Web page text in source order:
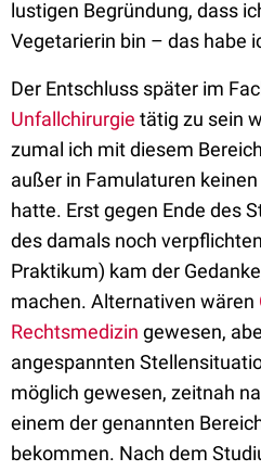
lustigen Begründung, dass
Vegetarierin bin – das habe
Der Entschluss später im
Unfallchirurgie tätig zu sein
zumal ich mit diesem
außer in Famulaturen
hatte. Erst gegen Ende des
des damals noch
Praktikum) kam der
machen. Alternativen wären
Rechtsmedizin gewesen,
angespannten
möglich gewesen, zeitnah
einem der genannten
bekommen. Nach dem